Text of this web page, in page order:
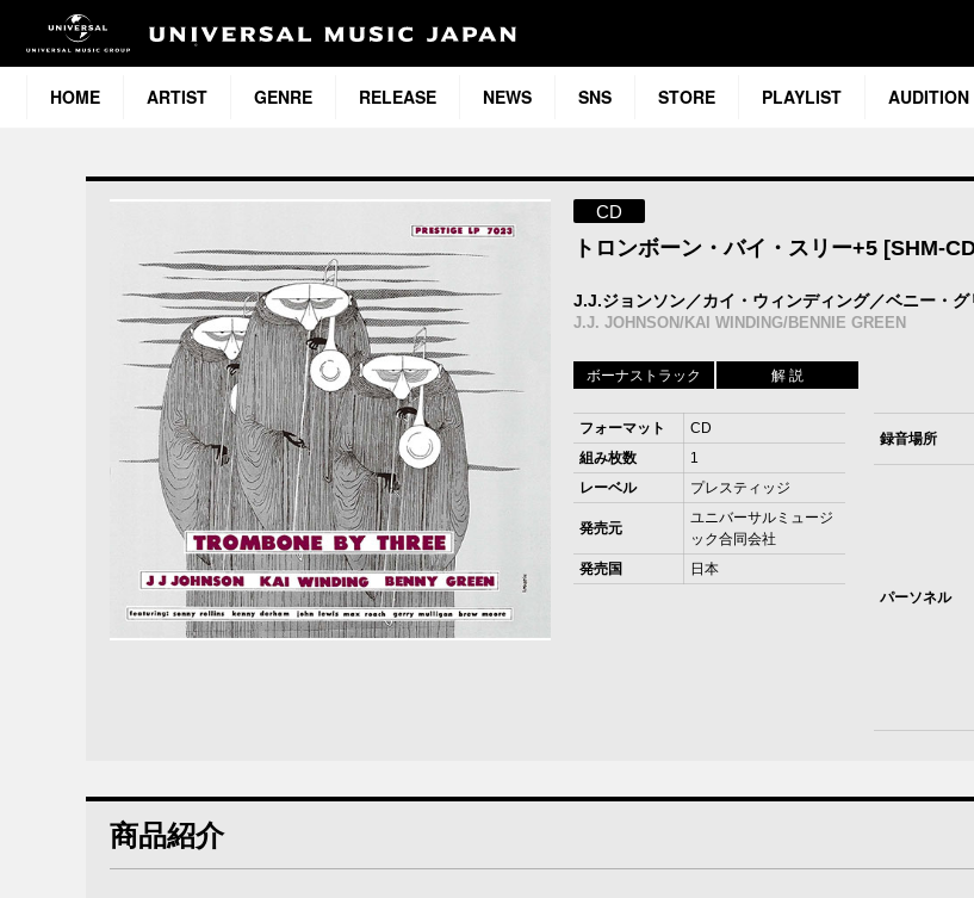
HOME ARTIST GENRE RELEASE NEWS SNS STORE PLAYLIST AUDITION
CD
トロンボーン・バイ・スリー+5 [SHM-
J.J.ジョンソン／カイ・ウィンディング／ベニー・グ
J.J. JOHNSON/KAI WINDING/BENNIE GREEN
ボーナストラック 解 説
フォーマット
CD
組み枚数
1
レーベル
プレスティッジ
発売元
ユニバーサルミュージ
ック合同会社
発売国
日本
録音場所
パーソネル
商品紹介